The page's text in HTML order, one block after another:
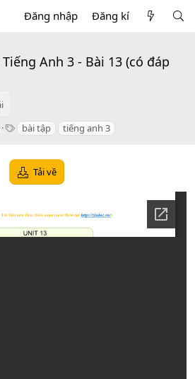
Đăng nhập Đăng kí
Anh 3 - Bài 13 (có đáp
T bài tập tiếng anh 3
Tải về